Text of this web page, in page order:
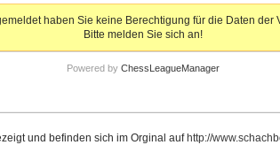
haben Sie keine Berechtigung für die Daten der
Bitte melden Sie sich an!
Powered by ChessLeagueManager
und befinden sich im Orginal auf http://